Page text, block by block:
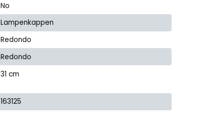
No
Lampenkappen
Redondo
Redondo
31 cm
163125